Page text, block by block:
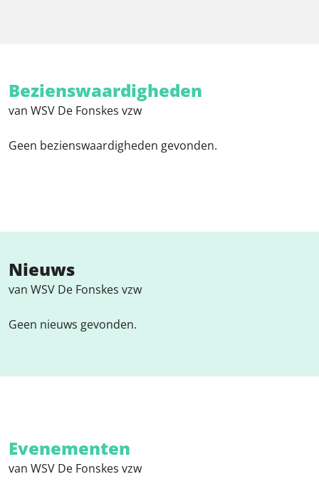
Bezienswaardigheden
van WSV De Fonskes vzw
Geen bezienswaardigheden gevonden.
Nieuws
van WSV De Fonskes vzw
Geen nieuws gevonden.
Evenementen
van WSV De Fonskes vzw